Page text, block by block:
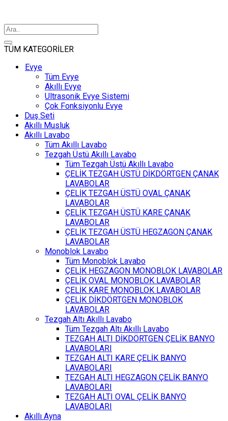
TÜM KATEGORİLER
Evye
Tüm Evye
Akıllı Evye
Ultrasonik Evye Sistemi
Çok Fonksiyonlu Evye
Duş Seti
Akıllı Musluk
Akıllı Lavabo
Tüm Akıllı Lavabo
Tezgah Üstü Akıllı Lavabo
Tüm Tezgah Üstü Akıllı Lavabo
ÇELİK TEZGAH ÜSTÜ DİKDÖRTGEN ÇANAK
LAVABOLAR
ÇELİK TEZGAH ÜSTÜ OVAL ÇANAK
LAVABOLAR
ÇELİK TEZGAH ÜSTÜ KARE ÇANAK
LAVABOLAR
ÇELİK TEZGAH ÜSTÜ HEGZAGON ÇANAK
LAVABOLAR
Monoblok Lavabo
Tüm Monoblok Lavabo
ÇELİK HEGZAGON MONOBLOK LAVABOLAR
ÇELİK OVAL MONOBLOK LAVABOLAR
ÇELİK KARE MONOBLOK LAVABOLAR
ÇELİK DİKDÖRTGEN MONOBLOK
LAVABOLAR
Tezgah Altı Akıllı Lavabo
Tüm Tezgah Altı Akıllı Lavabo
TEZGAH ALTI DİKDÖRTGEN ÇELİK BANYO
LAVABOLARI
TEZGAH ALTI KARE ÇELİK BANYO
LAVABOLARI
TEZGAH ALTI HEGZAGON ÇELİK BANYO
LAVABOLARI
TEZGAH ALTI OVAL ÇELİK BANYO
LAVABOLARI
Akıllı Ayna